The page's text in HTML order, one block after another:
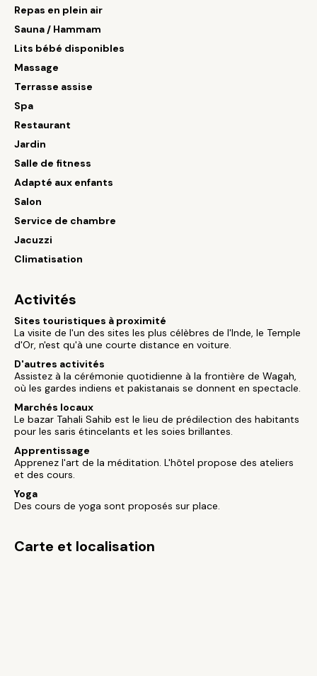
Repas en plein air
Sauna / Hammam
Lits bébé disponibles
Massage
Terrasse assise
Spa
Restaurant
Jardin
Salle de fitness
Adapté aux enfants
Salon
Service de chambre
Jacuzzi
Climatisation
Activités
Sites touristiques à proximité
La visite de l'un des sites les plus célèbres de l'Inde, le Temple
d'Or, n'est qu'à une courte distance en voiture.
D'autres activités
Assistez à la cérémonie quotidienne à la frontière de Wagah,
où les gardes indiens et pakistanais se donnent en spectacle.
Marchés locaux
Le bazar Tahali Sahib est le lieu de prédilection des habitants
pour les saris étincelants et les soies brillantes.
Apprentissage
Apprenez l'art de la méditation. L'hôtel propose des ateliers
et des cours.
Yoga
Des cours de yoga sont proposés sur place.
Carte et localisation